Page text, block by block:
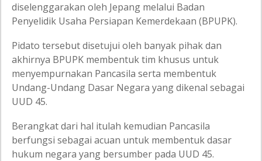
diselenggarakan oleh Jepang melalui Badan
Penyelidik Usaha Persiapan Kemerdekaan (BPUPK).
Pidato tersebut disetujui oleh banyak pihak dan
akhirnya BPUPK membentuk tim khusus untuk
menyempurnakan Pancasila serta membentuk
Undang-Undang Dasar Negara yang dikenal sebagai
UUD 45.
Berangkat dari hal itulah kemudian Pancasila
berfungsi sebagai acuan untuk membentuk dasar
hukum negara yang bersumber pada UUD 45.